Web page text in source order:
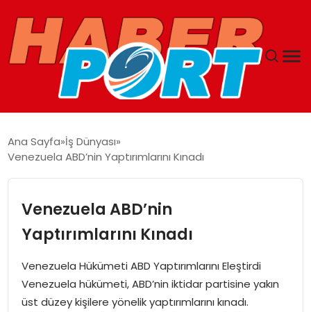
YAŞAM
SAĞLIK
Ana Sayfa İş Dünyası
Venezuela ABD’nin Yaptırımlarını Kınadı
Venezuela ABD’nin
Yaptırımlarını Kınadı
Venezuela Hükümeti ABD Yaptırımlarını Eleştirdi
Venezuela hükümeti, ABD’nin iktidar partisine yakın
üst düzey kişilere yönelik yaptırımlarını kınadı.